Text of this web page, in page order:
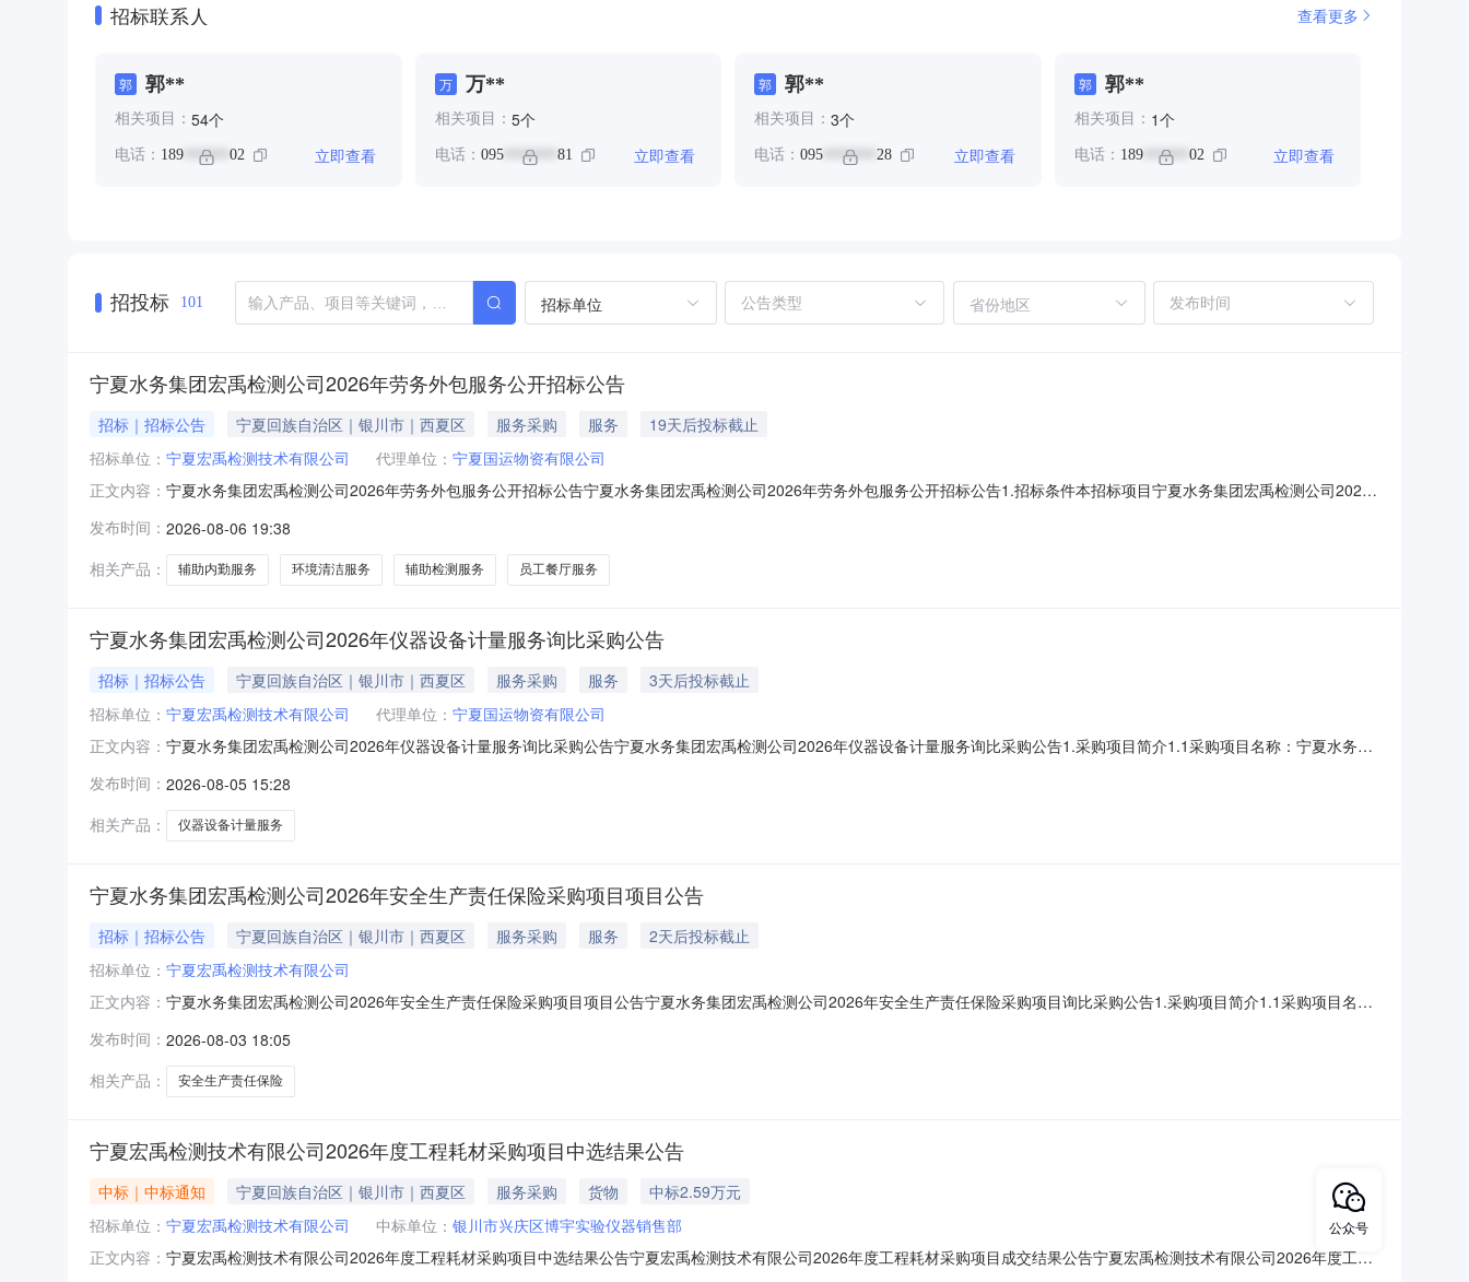
招标联系人 查看更多
郭 郭**
相关项目： 54个
电话： 189 ****** 02 立即查看
万 万**
相关项目： 5个
电话： 095******* 81 立即查看
郭 郭**
相关项目： 3个
电话： 095 ******* 28 立即查看
郭 郭**
相关项目： 1个
电话： 189****** 02 立即查看
招投标 101 招标单位 省份地区
宁夏水务集团宏禹检测公司2026年劳务外包服务公开招标公告
招标｜招标公告 宁夏回族自治区｜银川市｜西夏区 服务采购 服务
19天后投标截止
招标单位： 宁夏宏禹检测技术有限公司 代理单位： 宁夏国运物资有限公司
正文内容： 宁夏水务集团宏禹检测公司2026年劳务外包服务公开招标公告宁夏水务集团宏禹检测公司2026年劳务外包服务公开招标公告1.招标条件本招标项目宁夏水务集团宏禹检测公司2026
宁夏宏禹检测技术有限公司。项目已具备招标条件，现对该项目进行公开招标。宁夏国运物资有限公司受招标人委托负责本项目的招标事宜。2.项目概况与招标范围2.1项目概况：宁
夏水务集团宏禹检测公司
发布时间： 2026-08-06 19:38
相关产品：
辅助内勤服务 环境清洁服务 辅助检测服务 员工餐厅服务
宁夏水务集团宏禹检测公司2026年仪器设备计量服务询比采购公告
招标｜招标公告 宁夏回族自治区｜银川市｜西夏区 服务采购 服务
3天后投标截止
招标单位： 宁夏宏禹检测技术有限公司 代理单位： 宁夏国运物资有限公司
正文内容： 宁夏水务集团宏禹检测公司2026年仪器设备计量服务询比采购公告宁夏水务集团宏禹检测公司2026年仪器设备计量服务询比采购公告1.采购项目简介1.1采购项目名称：宁夏水务集
检测公司2026年仪器设备计量服务采购项目，具体详见第五章采购需求。本次采购划分为1个标段。2.2服务期限：自签订合同之日起一年。2.3质量要求：合格。3.应答人资格要求
3.1应
发布时间： 2026-08-05 15:28
相关产品：
仪器设备计量服务
宁夏水务集团宏禹检测公司2026年安全生产责任保险采购项目项目公告
招标｜招标公告 宁夏回族自治区｜银川市｜西夏区 服务采购 服务
2天后投标截止
招标单位： 宁夏宏禹检测技术有限公司
正文内容： 宁夏水务集团宏禹检测公司2026年安全生产责任保险采购项目项目公告宁夏水务集团宏禹检测公司2026年安全生产责任保险采购项目询比采购公告1.采购项目简介1.1采购项目名
华人民共和国保险法》《中华人民共和国民法典》及相关法律、法规的规定，为全体员工投保“安全生产责任保险”，共116人。具体内容详见采购需求。2.2服务期：本协议的保险期
限为壹年，具体保
发布时间： 2026-08-03 18:05
相关产品：
安全生产责任保险
宁夏宏禹检测技术有限公司2026年度工程耗材采购项目中选结果公告
中标｜中标通知 宁夏回族自治区｜银川市｜西夏区 服务采购 货物
中标2.59万元
招标单位： 宁夏宏禹检测技术有限公司 中标单位： 银川市兴庆区博宇实验仪器销售部
正文内容： 宁夏宏禹检测技术有限公司2026年度工程耗材采购项目中选结果公告宁夏宏禹检测技术有限公司2026年度工程耗材采购项目成交结果公告宁夏宏禹检测技术有限公司2026年度工程
公众号